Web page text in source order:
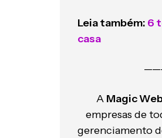
Leia também: 6
casa
A Magic
empresas de
gerenciamento